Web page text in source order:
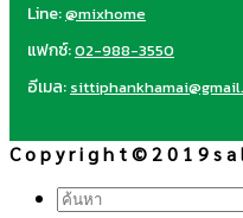
Line:@mixhome
แฟกซ์:02-988-3550
อีเมล:
C o p y r i g h t © 2 0 1 9 s
ค้นหา: